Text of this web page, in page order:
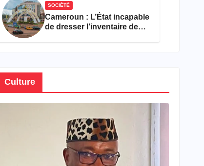
SOCIÉTÉ
Cameroun : L’État incapable
de dresser l’inventaire de
Culture